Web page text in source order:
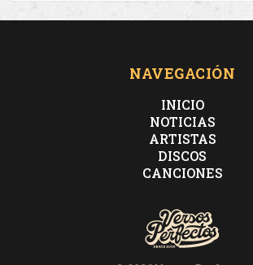
NAVEGACIÓN
INICIO
NOTICIAS
ARTISTAS
DISCOS
CANCIONES